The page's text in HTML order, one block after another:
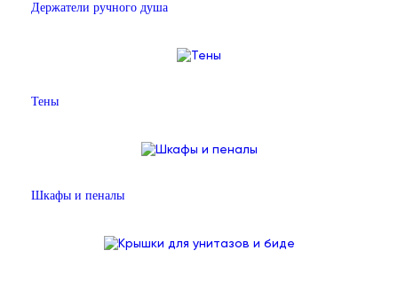
Держатели ручного душа
Тены
Шкафы и пеналы